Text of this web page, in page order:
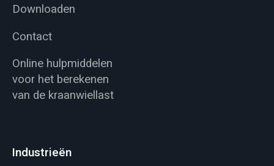
Downloaden
Contact
Online hulpmiddelen
voor het berekenen
van de kraanwiellast
Industrieën